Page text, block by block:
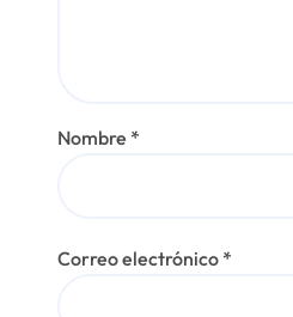
Nombre *
Correo electrónico *